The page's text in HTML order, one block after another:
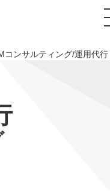
コンサルティング/運用代行